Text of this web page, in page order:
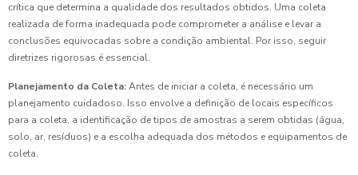
crítica que determina a qualidade dos resultados obtidos. Uma coleta
realizada de forma inadequada pode comprometer a análise e levar a
conclusões equivocadas sobre a condição ambiental. Por isso, seguir
diretrizes rigorosas é essencial.
Planejamento da Coleta:Antes de iniciar a coleta, é necessário um
planejamento cuidadoso. Isso envolve a definição de locais específicos
para a coleta, a identificação de tipos de amostras a serem obtidas (água,
solo, ar, resíduos) e a escolha adequada dos métodos e equipamentos de
coleta.